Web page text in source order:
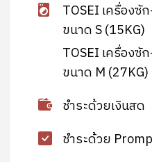
TOSEI เครื่องซั
ขนาด S (15KG)
TOSEI เครื่องซั
ขนาด M (27KG)
ชำระด้วยเงินสด
ชำระด้วย